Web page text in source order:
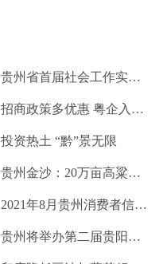
贵州省首届社会工作实务技能大赛启动
招商政策多优惠 粤企入黔得实惠
投资热土 “黔”景无限
贵州金沙：20万亩高粱、2.67万亩烤烟喜获丰收
2021年8月贵州消费者信心及健康指数创下新高
贵州将举办第二届贵阳工业博览会